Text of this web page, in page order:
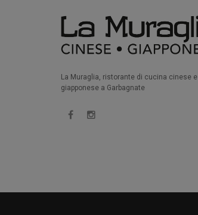
La Muraglia, ristorante di cucina cinese e
giapponese a Garbagnate